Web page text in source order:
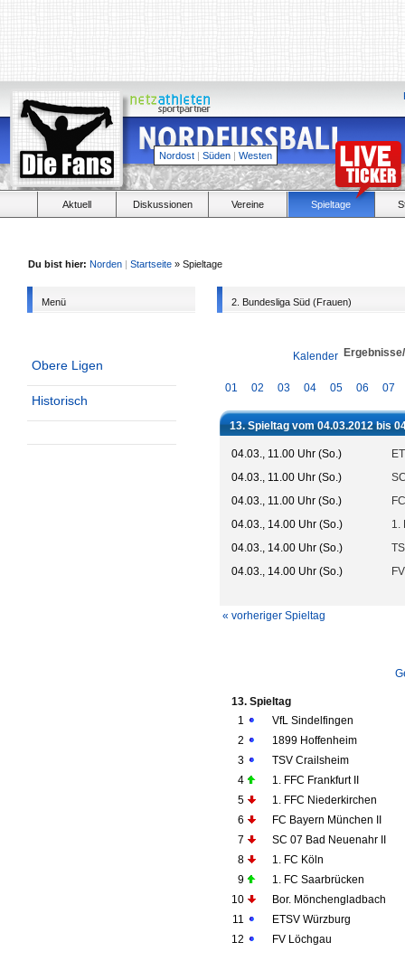
Nordost | Süden | Westen
Aktuell Diskussionen Vereine Spieltage
Du bist hier: Norden | Startseite » Spieltage
Menü
Obere Ligen
Historisch
2. Bundesliga Süd (Frauen)
Kalender
01 02 03 04 05 06 07
13. Spieltag vom 04.03.2012 bis
04.03., 11.00 Uhr (So.)
04.03., 11.00 Uhr (So.)
04.03., 11.00 Uhr (So.)
04.03., 14.00 Uhr (So.)
1.
04.03., 14.00 Uhr (So.)
04.03., 14.00 Uhr (So.)
« vorheriger Spieltag
13. Spieltag
1
VfL Sindelfingen
2
1899 Hoffenheim
3
TSV Crailsheim
4
1. FFC Frankfurt II
5
1. FFC Niederkirchen
6
FC Bayern München II
7
SC 07 Bad Neuenahr II
8
1. FC Köln
9
1. FC Saarbrücken
10
Bor. Mönchengladbach
11
ETSV Würzburg
12
FV Löchgau